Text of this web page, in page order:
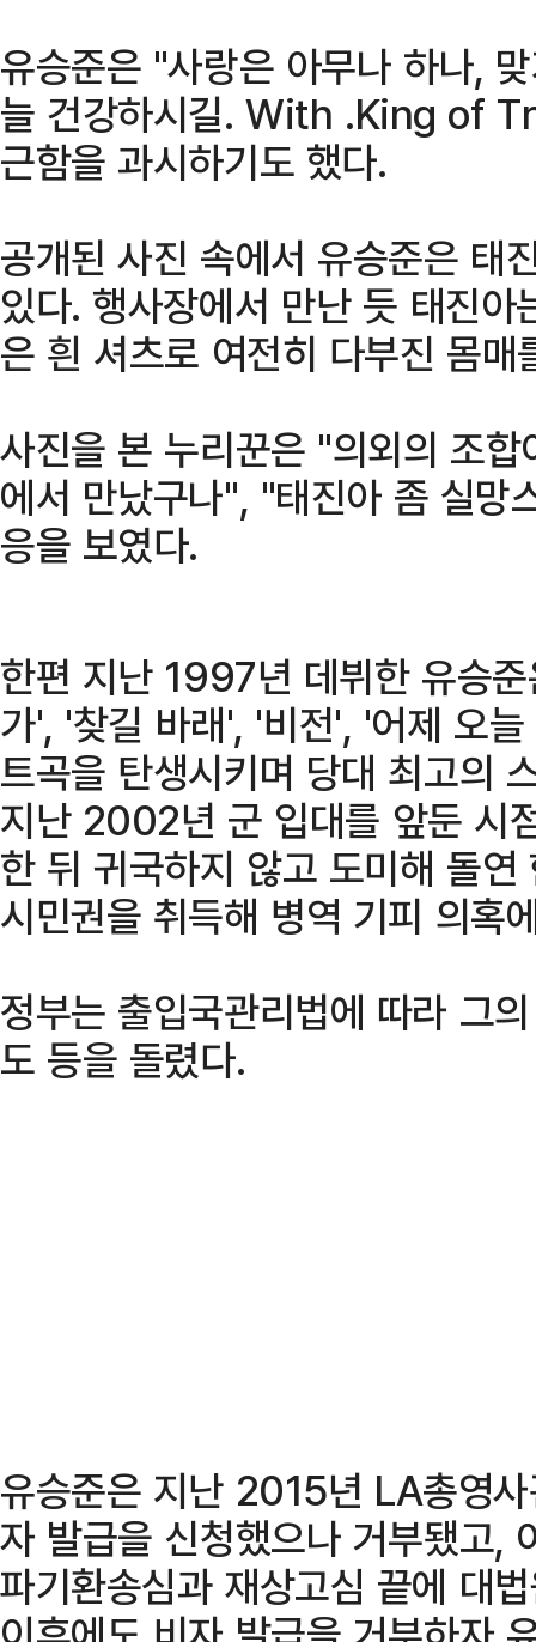
유승준은 "사랑은 아무나 하나,
늘 건강하시길. With .King of
근함을 과시하기도 했다.
공개된 사진 속에서 유승준은 태
있다. 행사장에서 만난 듯 태진
은 흰 셔츠로 여전히 다부진 몸매
사진을 본 누리꾼은 "의외의 조
에서 만났구나", "태진아 좀 실망
응을 보였다.
한편 지난 1997년 데뷔한 유승
가', '찾길 바래', '비전', '어제 오
트곡을 탄생시키며 당대 최고의
지난 2002년 군 입대를 앞둔 시
한 뒤 귀국하지 않고 도미해 돌
시민권을 취득해 병역 기피 의혹
정부는 출입국관리법에 따라 그
도 등을 돌렸다.
유승준은 지난 2015년 LA총영
자 발급을 신청했으나 거부됐고,
파기환송심과 재상고심 끝에 대